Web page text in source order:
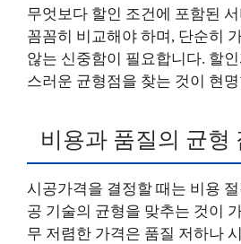
무엇보다 할인 조건에 포함된
꼼꼼히 비교해야 하며, 단순히
않는 신중함이 필요합니다. 할
스러운 균형점을 찾는 것이 현
비용과 품질의 균형
시공가격을 결정할 때는 비용 절
공 기술의 균형을 맞추는 것이
무 저렴한 가격은 품질 저하나